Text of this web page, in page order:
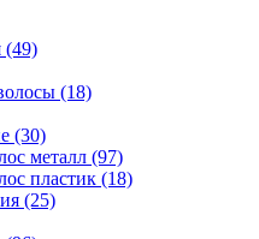
(49)
(18)
(30)
металл (97)
пластик (18)
(25)